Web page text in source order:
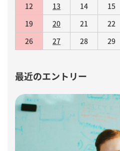
12
13 14 15
19
20 21 22
26
27 28 29
最近のエントリー